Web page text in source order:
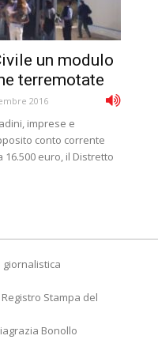
un modulo
terremotate
2016
imprese e
conto corrente
euro, il Distretto
giornalistica
Stampa del
Bonollo